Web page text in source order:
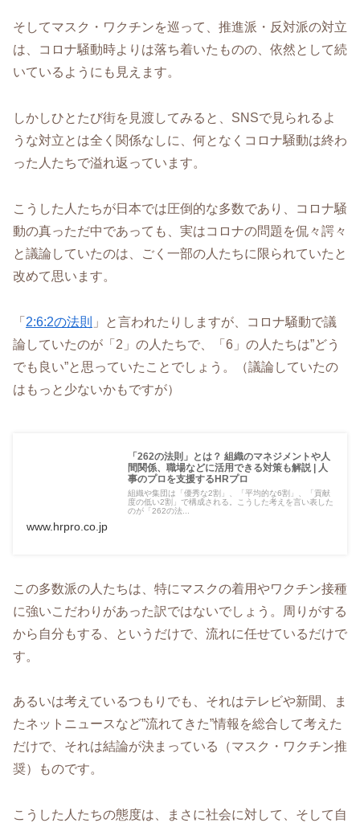
そしてマスク・ワクチンを巡って、推進派・反対派の対立
は、コロナ騒動時よりは落ち着いたものの、依然として続
いているようにも見えます。
しかしひとたび街を見渡してみると、SNSで見られるよ
うな対立とは全く関係なしに、何となくコロナ騒動は終わ
った人たちで溢れ返っています。
こうした人たちが日本では圧倒的な多数であり、コロナ騒
動の真っただ中であっても、実はコロナの問題を侃々諤々
と議論していたのは、ごく一部の人たちに限られていたと
改めて思います。
「 2:6:2の法則 」と言われたりしますが、コロナ騒動で議
論していたのが「2」の人たちで、「6」の人たちは”どう
でも良い”と思っていたことでしょう。（議論していたの
はもっと少ないかもですが）
「262の法則」とは？ 組織のマネジメントや人
間関係、職場などに活用できる対策も解説 | 人
事のプロを支援するHRプロ
組織や集団は「優秀な2割」、「平均的な6割」、「貢献
度の低い2割」で構成される。こうした考えを言い表した
のが「262の法...
www.hrpro.co.jp
この多数派の人たちは、特にマスクの着用やワクチン接種
に強いこだわりがあった訳ではないでしょう。周りがする
から自分もする、というだけで、流れに任せているだけで
す。
あるいは考えているつもりでも、それはテレビや新聞、ま
たネットニュースなど”流れてきた”情報を総合して考えた
だけで、それは結論が決まっている（マスク・ワクチン推
奨）ものです。
こうした人たちの態度は、まさに社会に対して、そして自